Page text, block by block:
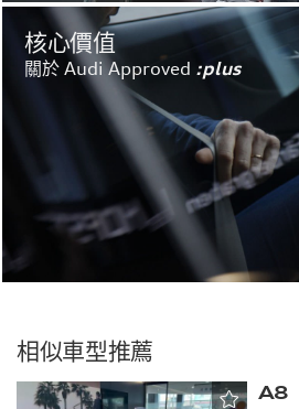
核心價值
關於 Audi Approved :plus
相似車型推薦
A8